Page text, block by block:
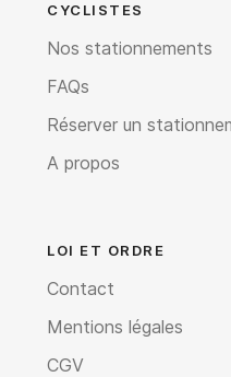
CYCLISTES
Nos stationnements
FAQs
Réserver un
A propos
LOI ET ORDRE
Contact
Mentions légales
CGV